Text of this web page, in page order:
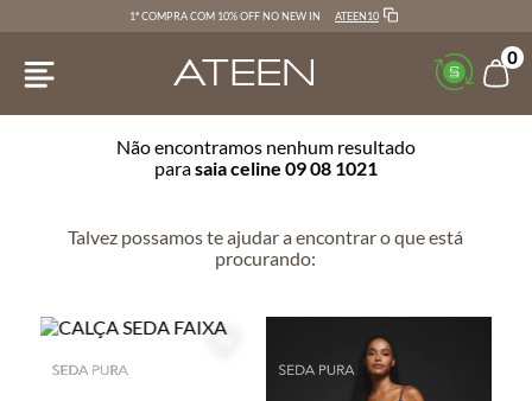
1ª COMPRA COM 10% OFF NO NEW IN ATEEN10
0
Não encontramos nenhum resultado
parasaia celine 09 08 1021
Talvez possamos te ajudar a encontrar o que está
procurando: